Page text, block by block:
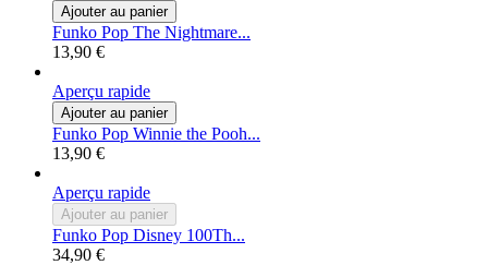
Ajouter au panier
Funko Pop The Nightmare...
13,90 €
Aperçu rapide
Ajouter au panier
Funko Pop Winnie the Pooh...
13,90 €
Aperçu rapide
Ajouter au panier
Funko Pop Disney 100Th...
34,90 €